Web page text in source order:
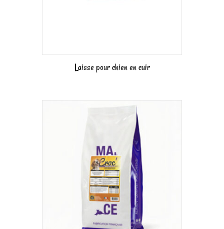
Laisse pour chien en cuir